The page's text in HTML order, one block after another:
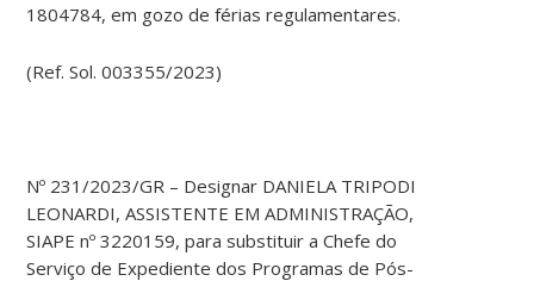
1804784, em gozo de férias regulamentares.
(Ref. Sol. 003355/2023)
Nº 231/2023/GR – Designar DANIELA TRIPODI
LEONARDI, ASSISTENTE EM ADMINISTRAÇÃO,
SIAPE nº 3220159, para substituir a Chefe do
Serviço de Expediente dos Programas de Pós-